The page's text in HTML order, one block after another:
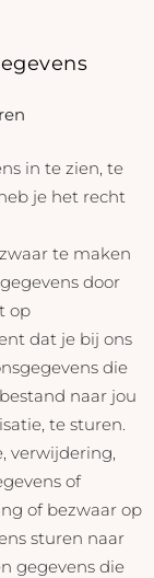
in te zien, te
je het recht
te maken
door
op
dat je bij ons
die
naar jou
te sturen.
verwijdering,
of
of bezwaar op
sturen naar
gegevens die